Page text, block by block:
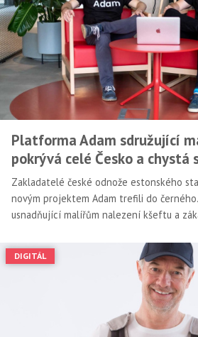
Platforma Adam sdružující
pokrývá celé Česko a chystá
Zakladatelé české odnože estonského
novým projektem Adam trefili do
usnadňující malířům nalezení kšeftu a
z počátečních měst do celého Česka a už
hranice.
DIGITÁL